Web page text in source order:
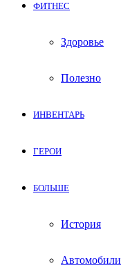
ФИТНЕС
Здоровье
Полезно
ИНВЕНТАРЬ
ГЕРОИ
БОЛЬШЕ
История
Автомобили